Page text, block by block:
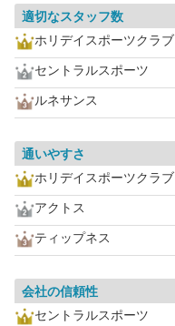
適切なスタッフ数
ホリデイスポーツクラブ
セントラルスポーツ
ルネサンス
通いやすさ
ホリデイスポーツクラブ
アクトス
ティップネス
会社の信頼性
セントラルスポーツ